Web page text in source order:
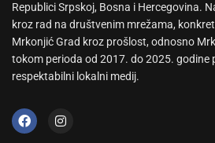
Republici Srpskoj, Bosna i Hercegovina.
kroz rad na društvenim mrežama,
Mrkonjić Grad kroz prošlost, odnosno
tokom perioda od 2017. do 2025. godine
respektabilni lokalni medij.